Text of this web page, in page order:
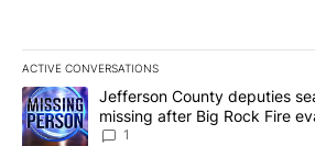
ACTIVE CONVERSATIONS
The following is a list of the most
A trending article titled "Jefferson
Jefferson County deputies
missing after Big Rock Fire
News 8
1